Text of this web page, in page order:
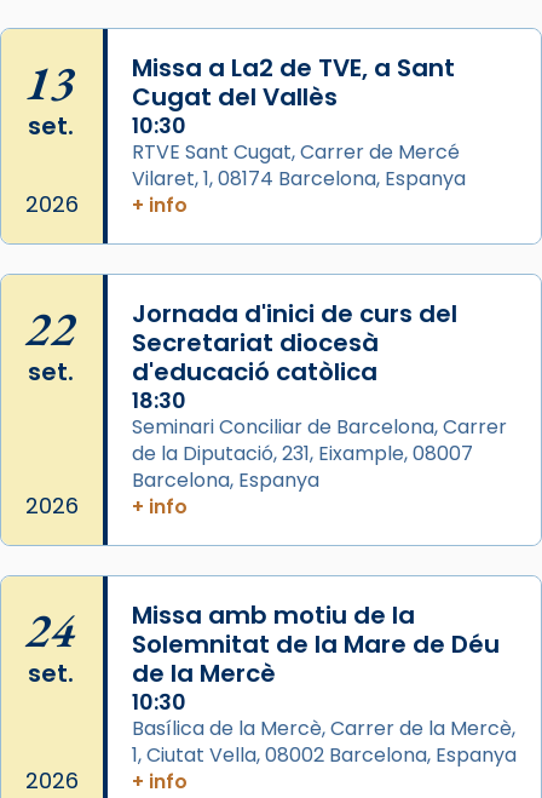
a la “Missa de les Santes” (“Missa de
Glòria”) fou composta el 1848 per Mn.
Manuel Blanch, amb aire d’òpera
italianitzant; s’interpreta per privilegi
pontifici, amb orquestra i cor, i té una
duració aproximada de tres hores. Després,
processó (recuperada el 1972) al voltant
del temple amb les relíquies de les santes.
Des de 1985 hi participa també un grup de
diablesses amb música i ball propis. Festa
gran a Mataró.
«Si vols saber què és calor, ves per les
Santes a Mataró»🥵.
Photo
View on Facebook · Share
2 weeks ago
seu germà Joan i Pere un dels que
acompanyava més de prop Jesús.
Segons el llibre dels Fets (12,2) fou el primer
apòstol màrtir, decapitat a Jerusalem per
Herodes Agripa (vers l'any 44).
13
set.
2026
Missa a La2 de TVE, a Sant
Cugat del Vallès
10:30
RTVE Sant Cugat, Carrer de Mercé
Vilaret, 1, 08174 Barcelona, Espanya
+ info
22
set.
2026
Jornada d'inici de curs del
Secretariat diocesà
d'educació catòlica
18:30
Seminari Conciliar de Barcelona, Carrer
de la Diputació, 231, Eixample, 08007
Barcelona, Espanya
+ info
24
set.
2026
Missa amb motiu de la
Solemnitat de la Mare de Déu
de la Mercè
10:30
Basílica de la Mercè, Carrer de la Mercè,
1, Ciutat Vella, 08002 Barcelona, Espanya
+ info